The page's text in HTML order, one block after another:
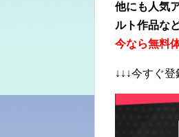
他にも人気
ルト作品な
今なら無料
↓↓↓今すぐ